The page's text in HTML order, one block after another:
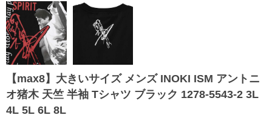
【max8】大きいサイズ メンズ INOKI ISM アントニ
オ猪木 天竺 半袖 Tシャツ ブラック 1278-5543-2 3L
4L 5L 6L 8L